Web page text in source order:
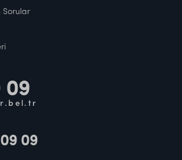
Sorular
09
09